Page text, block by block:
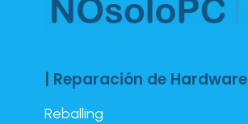
| Reparación de Hardware
Reballing